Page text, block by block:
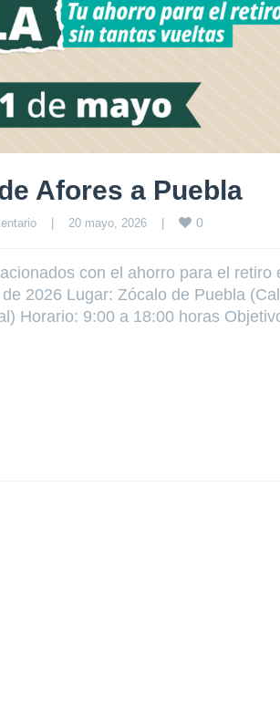
Afores a Puebla
20 mayo, 2026 0
con el ahorro para el retiro
2026 Lugar: Zócalo de Puebla
Horario: 9:00 a 18:00 horas